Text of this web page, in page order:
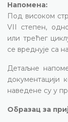
Напомена:
Под високом
VII степен,
или трећег
се вреднује са
Детаљне
документацији
наведене су у
Образац за